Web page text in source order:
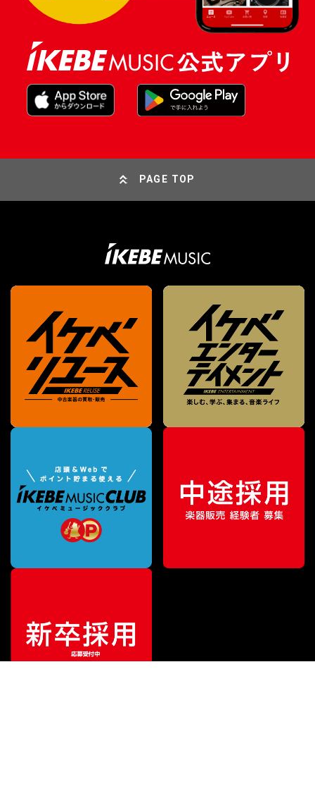
販売価格¥126,500 （税込）
PAGE TOP